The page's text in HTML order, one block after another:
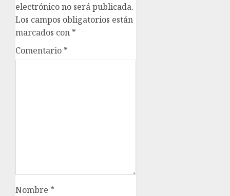
electrónico no será publicada.
Los campos obligatorios están
marcados con *
Comentario *
Nombre *